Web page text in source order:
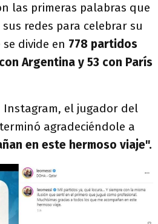
las primeras palabras que
redes para celebrar su
divide en 778 partidos
Argentina y 53 con París
Instagram, el jugador del
agradeciéndole a
en este hermoso viaje".